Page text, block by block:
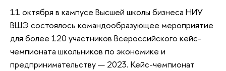
11 октября в кампусе Высшей школы бизнеса НИУ
ВШЭ состоялось командообразующее мероприятие
для более 120 участников Всероссийского кейс-
чемпионата школьников по экономике и
предпринимательству — 2023. Кейс-чемпионат